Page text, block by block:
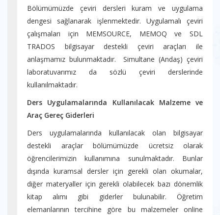
Bölümümüzde çeviri dersleri kuram ve uygulama
dengesi sağlanarak işlenmektedir. Uygulamalı çeviri
çalışmaları için MEMSOURCE, MEMOQ ve SDL
TRADOS bilgisayar destekli çeviri araçları ile
anlaşmamız bulunmaktadır. Simultane (Andaş) çeviri
laboratuvarımız da sözlü çeviri derslerinde
kullanılmaktadır.
Ders Uygulamalarında Kullanılacak Malzeme ve
Araç Gereç Giderleri
Ders uygulamalarında kullanılacak olan bilgisayar
destekli araçlar bölümümüzde ücretsiz olarak
öğrencilerimizin kullanımına sunulmaktadır. Bunlar
dışında kuramsal dersler için gerekli olan okumalar,
diğer materyaller için gerekli olabilecek bazı dönemlik
kitap alımı gibi giderler bulunabilir. Öğretim
elemanlarının tercihine göre bu malzemeler online